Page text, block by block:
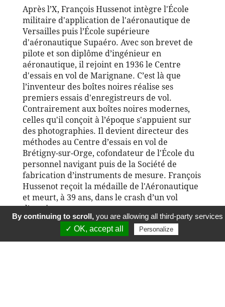
Après l’X, François Hussenot intègre l'École
militaire d'application de l'aéronautique de
Versailles puis l’École supérieure
d'aéronautique Supaéro. Avec son brevet de
pilote et son diplôme d’ingénieur en
aéronautique, il rejoint en 1936 le Centre
d'essais en vol de Marignane. C’est là que
l’inventeur des boîtes noires réalise ses
premiers essais d'enregistreurs de vol.
Contrairement aux boîtes noires modernes,
celles qu'il conçoit à l’époque s'appuient sur
des photographies. Il devient directeur des
méthodes au Centre d’essais en vol de
Brétigny-sur-Orge, cofondateur de l'École du
personnel navigant puis de la Société de
fabrication d’instruments de mesure. François
Hussenot reçoit la médaille de l'Aéronautique
et meurt, à 39 ans, dans le crash d’un vol
d’essai.
Histoire suivante
By continuing to scroll, you are allowing all third-party services
✓ OK, accept all
Personalize